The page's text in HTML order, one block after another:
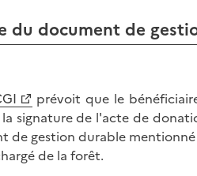
du document de
prévoit que le
signature de l'acte de
de gestion durable mentionné
de la forêt.